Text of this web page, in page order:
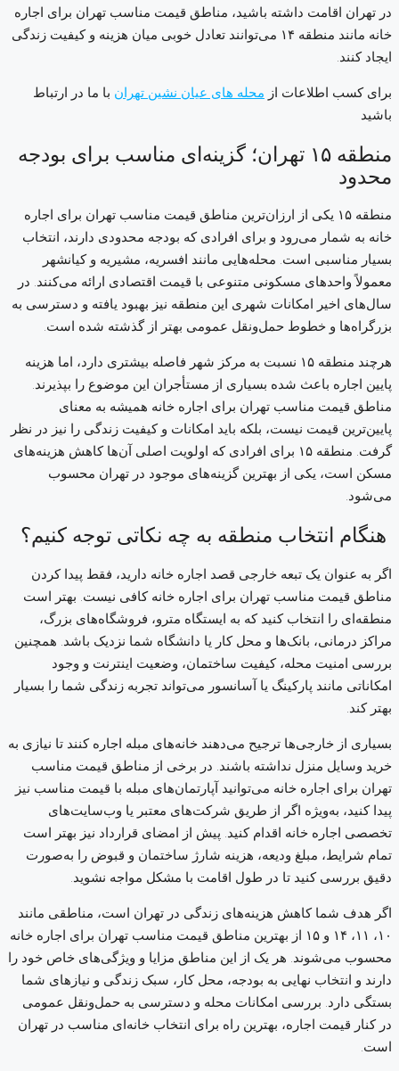
در تهران اقامت داشته باشید، مناطق قیمت مناسب تهران برای اجاره
خانه مانند منطقه ۱۴ می‌توانند تعادل خوبی میان هزینه و کیفیت زندگی
ایجاد کنند.
برای کسب اطلاعات از محله های عیان نشین تهران با ما در ارتباط
باشید
منطقه ۱۵ تهران؛ گزینه‌ای مناسب برای بودجه
محدود
منطقه ۱۵ یکی از ارزان‌ترین مناطق قیمت مناسب تهران برای اجاره
خانه به شمار می‌رود و برای افرادی که بودجه محدودی دارند، انتخاب
بسیار مناسبی است. محله‌هایی مانند افسریه، مشیریه و کیانشهر
معمولاً واحدهای مسکونی متنوعی با قیمت اقتصادی ارائه می‌کنند. در
سال‌های اخیر امکانات شهری این منطقه نیز بهبود یافته و دسترسی به
بزرگراه‌ها و خطوط حمل‌ونقل عمومی بهتر از گذشته شده است.
هرچند منطقه ۱۵ نسبت به مرکز شهر فاصله بیشتری دارد، اما هزینه
پایین اجاره باعث شده بسیاری از مستأجران این موضوع را بپذیرند.
مناطق قیمت مناسب تهران برای اجاره خانه همیشه به معنای
پایین‌ترین قیمت نیست، بلکه باید امکانات و کیفیت زندگی را نیز در نظر
گرفت. منطقه ۱۵ برای افرادی که اولویت اصلی آن‌ها کاهش هزینه‌های
مسکن است، یکی از بهترین گزینه‌های موجود در تهران محسوب
می‌شود.
هنگام انتخاب منطقه به چه نکاتی توجه کنیم؟
اگر به عنوان یک تبعه خارجی قصد اجاره خانه دارید، فقط پیدا کردن
مناطق قیمت مناسب تهران برای اجاره خانه کافی نیست. بهتر است
منطقه‌ای را انتخاب کنید که به ایستگاه مترو، فروشگاه‌های بزرگ،
مراکز درمانی، بانک‌ها و محل کار یا دانشگاه شما نزدیک باشد. همچنین
بررسی امنیت محله، کیفیت ساختمان، وضعیت اینترنت و وجود
امکاناتی مانند پارکینگ یا آسانسور می‌تواند تجربه زندگی شما را بسیار
بهتر کند.
بسیاری از خارجی‌ها ترجیح می‌دهند خانه‌های مبله اجاره کنند تا نیازی به
خرید وسایل منزل نداشته باشند. در برخی از مناطق قیمت مناسب
تهران برای اجاره خانه می‌توانید آپارتمان‌های مبله با قیمت مناسب نیز
پیدا کنید، به‌ویژه اگر از طریق شرکت‌های معتبر یا وب‌سایت‌های
تخصصی اجاره خانه اقدام کنید. پیش از امضای قرارداد نیز بهتر است
تمام شرایط، مبلغ ودیعه، هزینه شارژ ساختمان و قبوض را به‌صورت
دقیق بررسی کنید تا در طول اقامت با مشکل مواجه نشوید.
اگر هدف شما کاهش هزینه‌های زندگی در تهران است، مناطقی مانند
۱۰، ۱۱، ۱۴ و ۱۵ از بهترین مناطق قیمت مناسب تهران برای اجاره خانه
محسوب می‌شوند. هر یک از این مناطق مزایا و ویژگی‌های خاص خود را
دارند و انتخاب نهایی به بودجه، محل کار، سبک زندگی و نیازهای شما
بستگی دارد. بررسی امکانات محله و دسترسی به حمل‌ونقل عمومی
در کنار قیمت اجاره، بهترین راه برای انتخاب خانه‌ای مناسب در تهران
است.